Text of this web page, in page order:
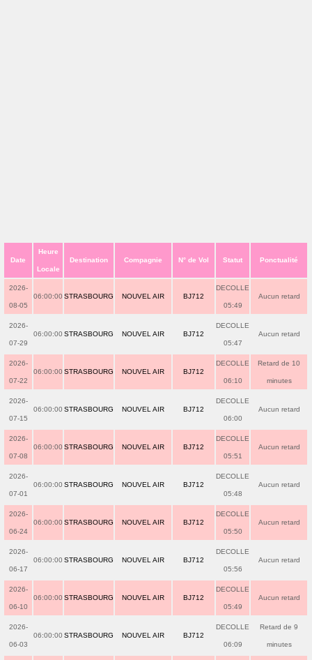
Date
Heure
Locale
Destination Compagnie N° de Vol Statut Ponctualité
2026-
08-05
06:00:00 STRASBOURG NOUVEL AIR BJ712
DECOLLE
05:49
Aucun retard
2026-
07-29
06:00:00 STRASBOURG NOUVEL AIR BJ712
DECOLLE
05:47
Aucun retard
2026-
07-22
06:00:00 STRASBOURG NOUVEL AIR BJ712
DECOLLE
06:10
Retard de 10
minutes
2026-
07-15
06:00:00 STRASBOURG NOUVEL AIR BJ712
DECOLLE
06:00
Aucun retard
2026-
07-08
06:00:00 STRASBOURG NOUVEL AIR BJ712
DECOLLE
05:51
Aucun retard
2026-
07-01
06:00:00 STRASBOURG NOUVEL AIR BJ712
DECOLLE
05:48
Aucun retard
2026-
06-24
06:00:00 STRASBOURG NOUVEL AIR BJ712
DECOLLE
05:50
Aucun retard
2026-
06-17
06:00:00 STRASBOURG NOUVEL AIR BJ712
DECOLLE
05:56
Aucun retard
2026-
06-10
06:00:00 STRASBOURG NOUVEL AIR BJ712
DECOLLE
05:49
Aucun retard
2026-
06-03
06:00:00 STRASBOURG NOUVEL AIR BJ712
DECOLLE
06:09
Retard de 9
minutes